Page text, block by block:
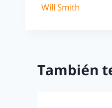
Will Smith
También